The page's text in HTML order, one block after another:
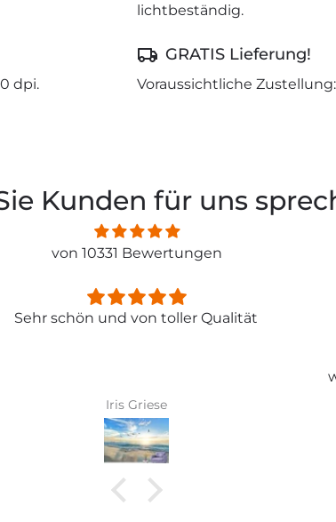
lichtbeständig.
dpi.
GRATIS Lieferung!
Voraussichtliche Zustellung:
Kunden für uns
von 10331 Bewertungen
Entspricht genau meiner
Qualität .
Karin Bader